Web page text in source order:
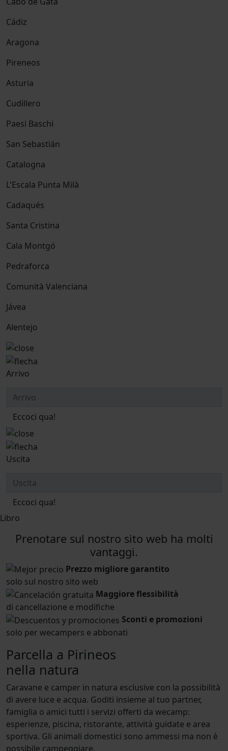
Cádiz
Aragona
Pireneos
Asturia
Cudillero
Paesi Baschi
San Sebastián
Catalogna
L'Escala Punta Milà
Cadaqués
Santa Cristina
Cala Montgó
Pedraforca
Comunità Valenciana
Jávea
Alentejo
Arrivo
Eccoci qua!
Uscita
Eccoci qua!
Libro
Prenotare sul nostro sito web ha molti
vantaggi.
Prezzo migliore garantito
solo sul nostro sito web
Maggiore flessibilità
di cancellazione e modifiche
Sconti e promozioni
solo per wecampers e abbonati
Parcella a Pirineos
nella natura
Caravane e camper in natura esclusive con la possibilità
di avere luce e acqua. Goditi insieme al tuo partner,
famiglia o amici tutti i servizi offerti da wecamp:
esperienze, piscina, ristorante, attività guidate e area
sportiva. Gli animali domestici sono ammessi ma non è
possibile campeggiare.